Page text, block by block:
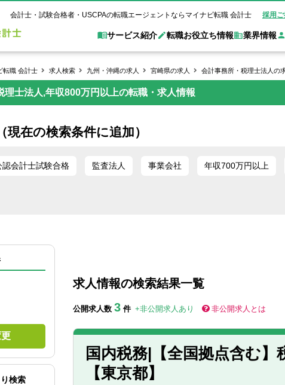
会計士・試験合格者・USCPAの転職エージェントならマイナビ転職 会計士 採用
サービス紹介
マイナビ転職 会計士とは？
ご利用の流れ
Web面談サービス
転職成功事例
転職お役立ち情報
年齢別転職ポイント
2回目以降の転職の方へ
女性会計士の転職
未経験分野への転職 WEB面
業界情報
受験資格・申し込み手順
試験合格後の流れ 監査法人
公認会計士
USCPA（米国公認会計士）
会計事務所・税理士法人 事
転職 会計士 求人検索 九州・沖縄の求人 宮崎県の求人 会計事務所・税理士法人の
理士法人,年収800万円以上の転職・求人情報
（現在の検索条件に追加）
認会計士試験合格 監査法人 事業会社 年収700万円以上
検索
求人情報の検索結果一覧
公開求人数 3 件 +非公開求人あり 非公開求人とは
国内税務|【全国拠点含む
【東京都】